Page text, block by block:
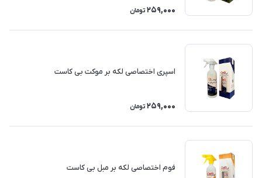
259,000 تومان
اسپری اختصاصی لکه بر موکت بی کاست
259,000 تومان
فوم اختصاصی لکه بر مبل بی کاست